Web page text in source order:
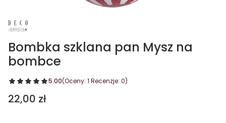
Bombka szklana pan Mysz na
bombce
5.00(Oceny: 1 Recenzje: 0)
Cena
22,00 zł